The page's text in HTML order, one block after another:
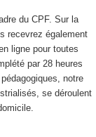
du CPF. Sur la
recevrez également
ligne pour toutes
par 28 heures
notre
se déroulent